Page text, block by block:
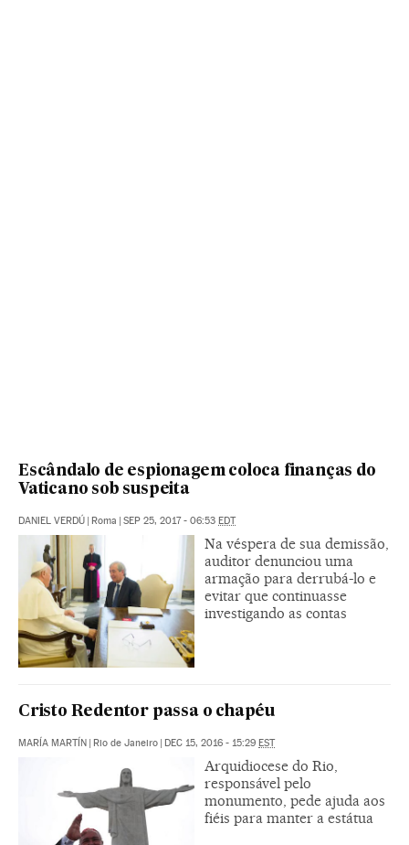
Escândalo de espionagem coloca finanças do
Vaticano sob suspeita
DANIEL VERDÚ | Roma | SEP 25, 2017 - 06:53 EDT
Na véspera de sua demissão,
auditor denunciou uma
armação para derrubá-lo e
evitar que continuasse
investigando as contas
Cristo Redentor passa o chapéu
MARÍA MARTÍN | Rio de Janeiro | DEC 15, 2016 - 15:29 EST
Arquidiocese do Rio,
responsável pelo
monumento, pede ajuda aos
fiéis para manter a estátua